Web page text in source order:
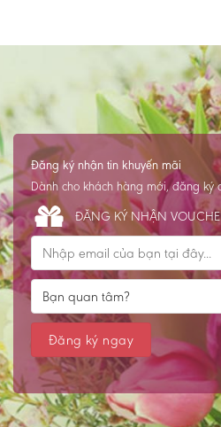
Đăng ký nhận tin khuyến mãi
Dành cho khách hàng mới, đăng ký
ĐĂNG KÝ NHẬN